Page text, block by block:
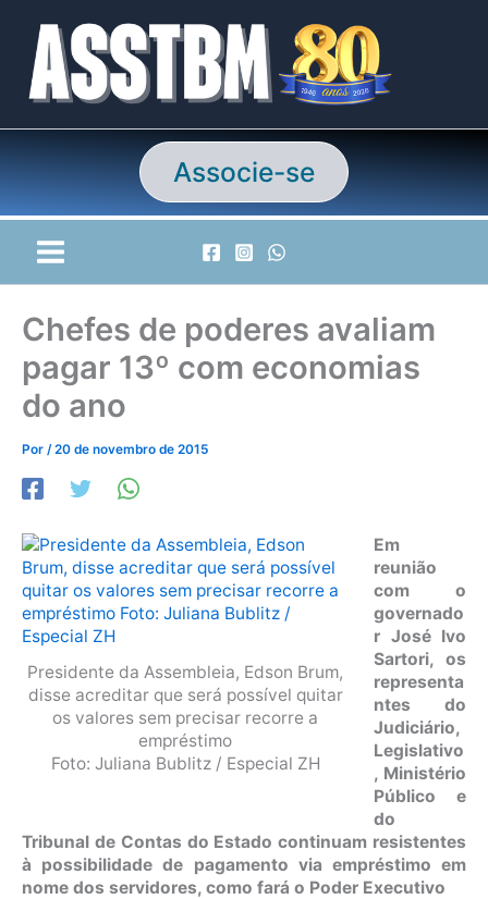
conteúdo
Associe-se
Chefes de poderes avaliam
pagar 13º com economias
do ano
Por /20 de novembro de 2015
Presidente da Assembleia, Edson Brum,
disse acreditar que será possível quitar
os valores sem precisar recorre a
empréstimo
Foto: Juliana Bublitz / Especial ZH
Em
reunião
com o
governado
r José Ivo
Sartori, os
representa
ntes do
Judiciário,
Legislativo
, Ministério
Público e
do
Tribunal de Contas do Estado continuam resistentes
à possibilidade de pagamento via empréstimo em
nome dos servidores, como fará o Poder Executivo